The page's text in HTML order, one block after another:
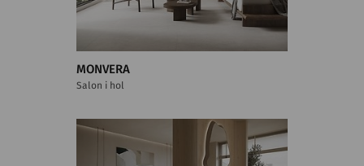
MONVERA
Salon i hol